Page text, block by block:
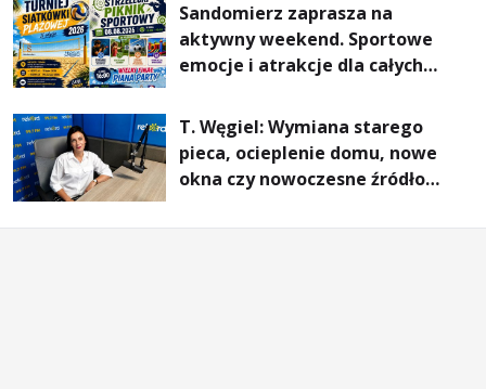
Sandomierz zaprasza na
aktywny weekend. Sportowe
emocje i atrakcje dla całych
T. Węgiel: Wymiana starego
pieca, ocieplenie domu, nowe
okna czy nowoczesne źródło
rachunki za energię, lepszy